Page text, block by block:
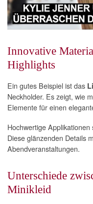
Innovative
Highlights
Ein gutes Beispiel ist das
Neckholder. Es zeigt, wie
Elemente für einen
Hochwertige
Diese glänzenden Details
Abendveranstaltungen.
Unterschiede
Minikleid